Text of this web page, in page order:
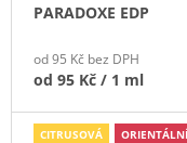
PARADOXE EDP
od 95 Kč bez DPH
od 95 Kč / 1 ml
CITRUSOVÁ ORIENTÁLNÍ